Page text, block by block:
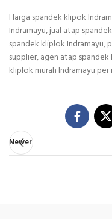
Harga spandek klipok
Indramayu, jual atap
spandek kliplok Indramayu,
supplier, agen atap
kliplok murah Indramayu
Newer